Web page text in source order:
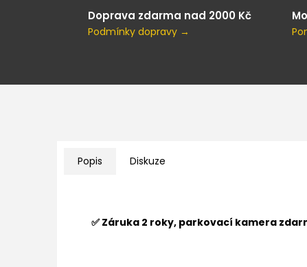
Doprava zdarma nad 2000 Kč
Podmínky dopravy →
Popis Diskuze
✅ Záruka 2 roky, parkovací kamera